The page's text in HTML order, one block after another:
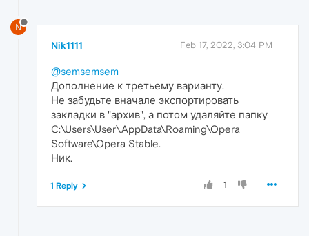
N
Nik1111 Feb 17, 2022, 3:04 PM
@semsemsem
Дополнение к третьему варианту.
Не забудьте вначале экспортировать
закладки в "архив", а потом удаляйте папку
C:\Users\User\AppData\Roaming\Opera
Software\Opera Stable.
Ник.
1
1 Reply